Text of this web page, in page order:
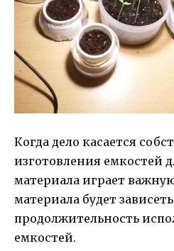
Когда дело касается
изготовления емкостей
материала играет
материала будет
продолжительность
емкостей.